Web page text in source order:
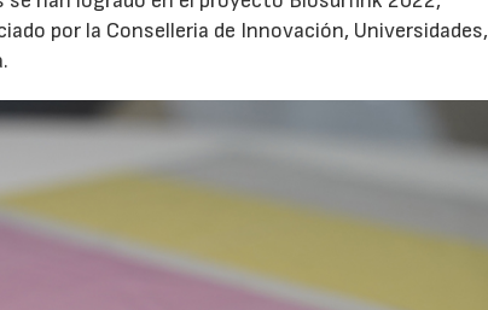
por la Conselleria de Innovación, Universidades,